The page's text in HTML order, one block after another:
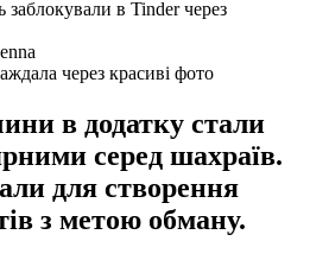
через красиві фото
в додатку стали
серед шахраїв.
для створення
з метою обману.